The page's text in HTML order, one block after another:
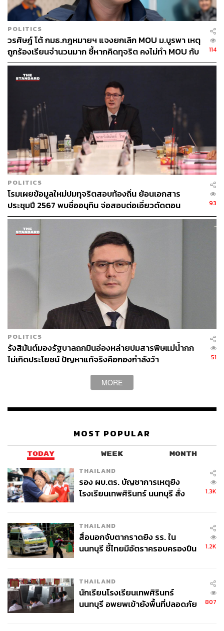
POLITICS
วรศิษฎ์ โต้ กมธ.กฎหมายฯ แจงยกเลิก MOU ม.บูรพา เหตุ
ถูกร้องเรียนจำนวนมาก ชี้หากคิดทุจริต คงไม่ทำ MOU กับ
5 หน่วยงาน
114
POLITICS
โรมเผยข้อมูลใหม่ปมทุจริตสอบท้องถิ่น ย้อนเอกสาร
ประชุมปี 2567 พบชื่ออนุทิน จ่อสอบต่อเอี่ยวตัดตอน
ม.บูรพา หรือไม่
93
POLITICS
รังสิมันต์มองรัฐบาลถกมินอ่องหล่ายปมสารพิษแม่น้ำกก
ไม่เกิดประโยชน์ ปัญหาแท้จริงคือกองกำลังว้า
51
MORE
MOST POPULAR
TODAY WEEK MONTH
THAILAND
รอง ผบ.ตร. บัญชาการเหตุยิง
โรงเรียนเทพศิรินทร์ นนทบุรี สั่ง
1.3K
THAILAND
สื่อนอกจับตากราดยิง รร. ใน
นนทบุรี ชี้ไทยมีอัตราครอบครองปืน
1.2K
THAILAND
นักเรียนโรงเรียนเทพศิรินทร์
นนทบุรี อพยพเข้ายังพื้นที่ปลอดภัย
807